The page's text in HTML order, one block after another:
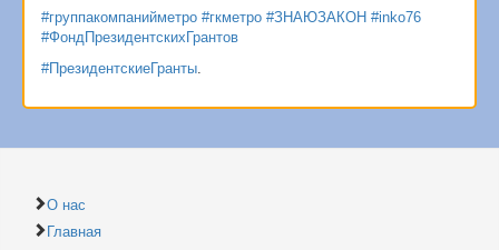
#группакомпанийметро #гкметро #ЗНАЮЗАКОН #inko76
#ФондПрезидентскихГрантов
#ПрезидентскиеГранты.
О нас
Главная